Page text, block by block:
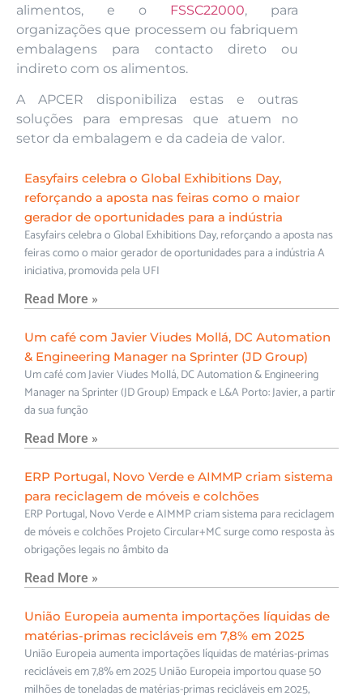
alimentos, e o FSSC22000, para
organizações que processem ou fabriquem
embalagens para contacto direto ou
indireto com os alimentos.
A APCER disponibiliza estas e outras
soluções para empresas que atuem no
setor da embalagem e da cadeia de valor.
Easyfairs celebra o Global Exhibitions Day,
reforçando a aposta nas feiras como o maior
gerador de oportunidades para a indústria
Easyfairs celebra o Global Exhibitions Day, reforçando a aposta nas
feiras como o maior gerador de oportunidades para a indústria A
iniciativa, promovida pela UFI
Read More »
Um café com Javier Viudes Mollá, DC Automation
& Engineering Manager na Sprinter (JD Group)
Um café com Javier Viudes Mollá, DC Automation & Engineering
Manager na Sprinter (JD Group) Empack e L&A Porto: Javier, a partir
da sua função
Read More »
ERP Portugal, Novo Verde e AIMMP criam sistema
para reciclagem de móveis e colchões
ERP Portugal, Novo Verde e AIMMP criam sistema para reciclagem
de móveis e colchões Projeto Circular+MC surge como resposta às
obrigações legais no âmbito da
Read More »
União Europeia aumenta importações líquidas de
matérias-primas recicláveis em 7,8% em 2025
União Europeia aumenta importações líquidas de matérias-primas
recicláveis em 7,8% em 2025 União Europeia importou quase 50
milhões de toneladas de matérias-primas recicláveis em 2025,